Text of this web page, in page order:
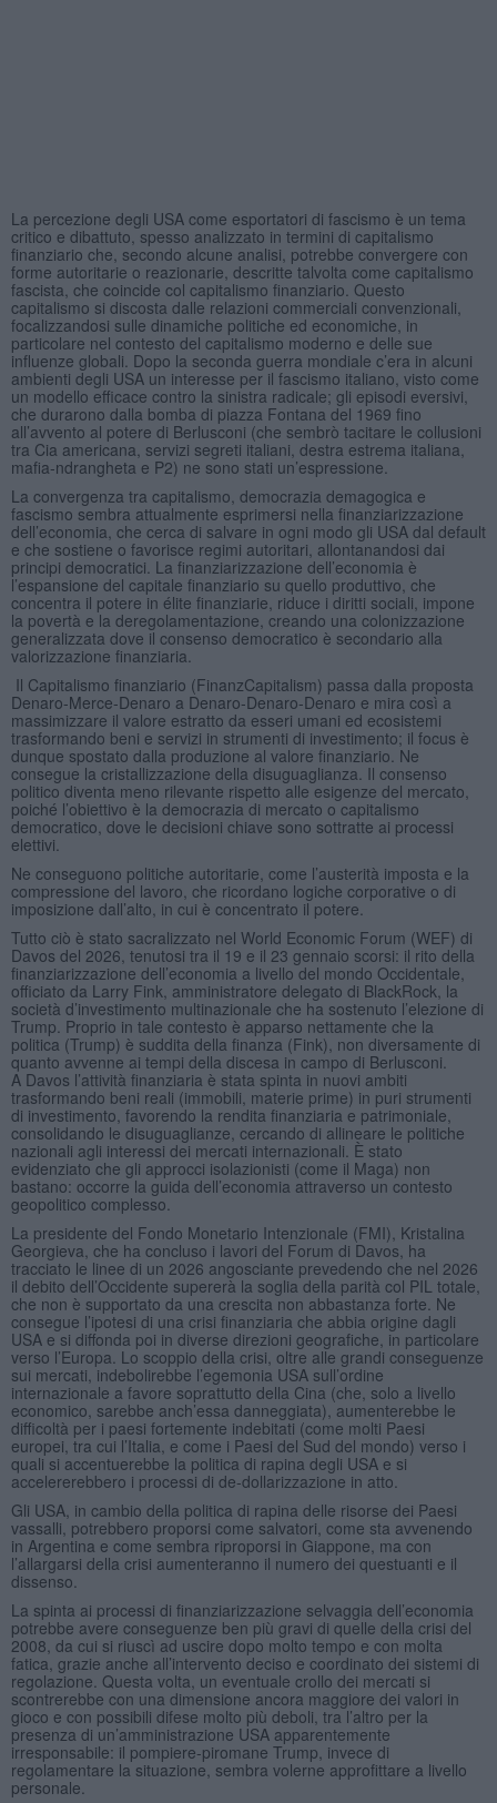
La percezione degli USA come esportatori di fascismo è un tema
critico e dibattuto, spesso analizzato in termini di capitalismo
finanziario che, secondo alcune analisi, potrebbe convergere con
forme autoritarie o reazionarie, descritte talvolta come capitalismo
fascista, che coincide col capitalismo finanziario. Questo
capitalismo si discosta dalle relazioni commerciali convenzionali,
focalizzandosi sulle dinamiche politiche ed economiche, in
particolare nel contesto del capitalismo moderno e delle sue
influenze globali. Dopo la seconda guerra mondiale c’era in alcuni
ambienti degli USA un interesse per il fascismo italiano, visto come
un modello efficace contro la sinistra radicale; gli episodi eversivi,
che durarono dalla bomba di piazza Fontana del 1969 fino
all’avvento al potere di Berlusconi (che sembrò tacitare le collusioni
tra Cia americana, servizi segreti italiani, destra estrema italiana,
mafia-ndrangheta e P2) ne sono stati un’espressione.
La convergenza tra capitalismo, democrazia demagogica e
fascismo sembra attualmente esprimersi nella finanziarizzazione
dell’economia, che cerca di salvare in ogni modo gli USA dal default
e che sostiene o favorisce regimi autoritari, allontanandosi dai
principi democratici. La finanziarizzazione dell’economia è
l’espansione del capitale finanziario su quello produttivo, che
concentra il potere in élite finanziarie, riduce i diritti sociali, impone
la povertà e la deregolamentazione, creando una colonizzazione
generalizzata dove il consenso democratico è secondario alla
valorizzazione finanziaria.
Il Capitalismo finanziario (FinanzCapitalism) passa dalla proposta
Denaro-Merce-Denaro a Denaro-Denaro-Denaro e mira così a
massimizzare il valore estratto da esseri umani ed ecosistemi
trasformando beni e servizi in strumenti di investimento; il focus è
dunque spostato dalla produzione al valore finanziario. Ne
consegue la cristallizzazione della disuguaglianza. Il consenso
politico diventa meno rilevante rispetto alle esigenze del mercato,
poiché l’obiettivo è la democrazia di mercato o capitalismo
democratico, dove le decisioni chiave sono sottratte ai processi
elettivi.
Ne conseguono politiche autoritarie, come l’austerità imposta e la
compressione del lavoro, che ricordano logiche corporative o di
imposizione dall’alto, in cui è concentrato il potere.
Tutto ciò è stato sacralizzato nel World Economic Forum (WEF) di
Davos del 2026, tenutosi tra il 19 e il 23 gennaio scorsi: il rito della
finanziarizzazione dell’economia a livello del mondo Occidentale,
officiato da Larry Fink, amministratore delegato di BlackRock, la
società d’investimento multinazionale che ha sostenuto l’elezione di
Trump. Proprio in tale contesto è apparso nettamente che la
politica (Trump) è suddita della finanza (Fink), non diversamente di
quanto avvenne ai tempi della discesa in campo di Berlusconi.
A Davos l’attività finanziaria è stata spinta in nuovi ambiti
trasformando beni reali (immobili, materie prime) in puri strumenti
di investimento, favorendo la rendita finanziaria e patrimoniale,
consolidando le disuguaglianze, cercando di allineare le politiche
nazionali agli interessi dei mercati internazionali. È stato
evidenziato che gli approcci isolazionisti (come il Maga) non
bastano: occorre la guida dell’economia attraverso un contesto
geopolitico complesso.
La presidente del Fondo Monetario Intenzionale (FMI), Kristalina
Georgieva, che ha concluso i lavori del Forum di Davos, ha
tracciato le linee di un 2026 angosciante prevedendo che nel 2026
il debito dell’Occidente supererà la soglia della parità col PIL totale,
che non è supportato da una crescita non abbastanza forte. Ne
consegue l’ipotesi di una crisi finanziaria che abbia origine dagli
USA e si diffonda poi in diverse direzioni geografiche, in particolare
verso l’Europa. Lo scoppio della crisi, oltre alle grandi conseguenze
sui mercati, indebolirebbe l’egemonia USA sull’ordine
internazionale a favore soprattutto della Cina (che, solo a livello
economico, sarebbe anch’essa danneggiata), aumenterebbe le
difficoltà per i paesi fortemente indebitati (come molti Paesi
europei, tra cui l’Italia, e come i Paesi del Sud del mondo) verso i
quali si accentuerebbe la politica di rapina degli USA e si
accelererebbero i processi di de-dollarizzazione in atto.
Gli USA, in cambio della politica di rapina delle risorse dei Paesi
vassalli, potrebbero proporsi come salvatori, come sta avvenendo
in Argentina e come sembra riproporsi in Giappone, ma con
l’allargarsi della crisi aumenteranno il numero dei questuanti e il
dissenso.
La spinta ai processi di finanziarizzazione selvaggia dell’economia
potrebbe avere conseguenze ben più gravi di quelle della crisi del
2008, da cui si riuscì ad uscire dopo molto tempo e con molta
fatica, grazie anche all’intervento deciso e coordinato dei sistemi di
regolazione. Questa volta, un eventuale crollo dei mercati si
scontrerebbe con una dimensione ancora maggiore dei valori in
gioco e con possibili difese molto più deboli, tra l’altro per la
presenza di un’amministrazione USA apparentemente
irresponsabile: il pompiere-piromane Trump, invece di
regolamentare la situazione, sembra volerne approfittare a livello
personale.